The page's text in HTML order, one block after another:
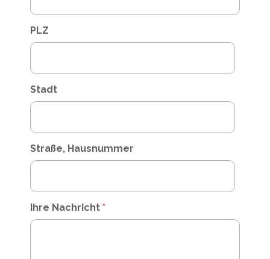
PLZ
Stadt
Straße, Hausnummer
Ihre Nachricht *